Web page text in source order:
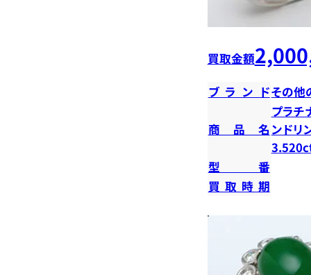
買取金額
ブランドその他
商品名
プラチ
ンドリ
型番
買取時期